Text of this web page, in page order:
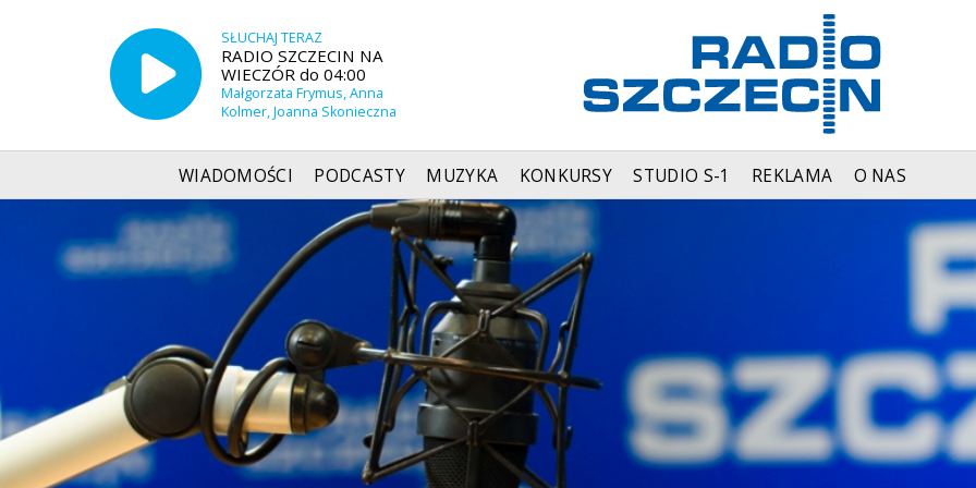
SŁUCHAJ TERAZ
RADIO SZCZECIN NA
WIECZÓR do 04:00
Małgorzata Frymus, Anna
Kolmer, Joanna Skonieczna
WIADOMOŚCI PODCASTY MUZYKA KONKURSY STUDIO S-1 REKLAMA O NAS